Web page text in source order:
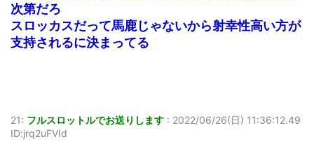
次第だろ
スロッカスだって馬鹿じゃないから射幸性高い方が
支持されるに決まってる
21: フルスロットルでお送りします : 2022/06/26(日) 11:36:12.49
ID:jrq2uFVId